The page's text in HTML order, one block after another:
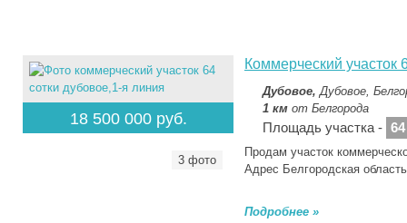
18 500 000 руб.
3 фото
Коммерческий участок
Дубовое,Дубовое,
1 км от Белгорода
Площадь участка - 64
Продам участок
Адрес Белгородская
Подробнее »